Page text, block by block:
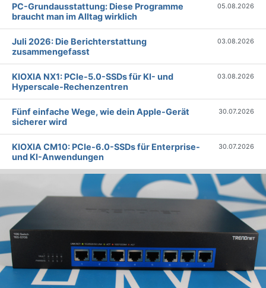
PC-Grundausstattung: Diese Programme
braucht man im Alltag wirklich
05.08.2026
Juli 2026: Die Bericht­erstattung
zusammengefasst
03.08.2026
KIOXIA NX1: PCIe-5.0-SSDs für KI- und
Hyperscale-Rechenzentren
03.08.2026
Fünf einfache Wege, wie dein Apple-Gerät
sicherer wird
30.07.2026
KIOXIA CM10: PCIe-6.0-SSDs für Enterprise-
und KI-Anwendungen
30.07.2026